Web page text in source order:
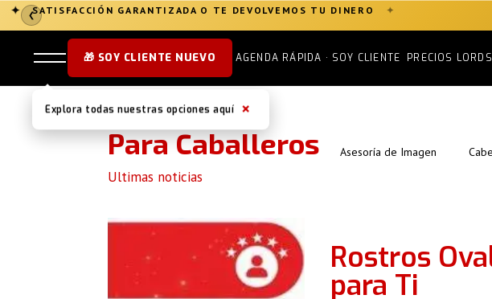
❮
✦ ÚNETE AL CLUB LORDS → ✦
Explora todas nuestras opciones aquí ×
🎁 SOY CLIENTE NUEVO AGENDA RÁPIDA · SOY CLIENTE PRECIOS LORDS
Para Caballeros
Ultimas noticias
Asesoría de Imagen
Rostros
para Ti